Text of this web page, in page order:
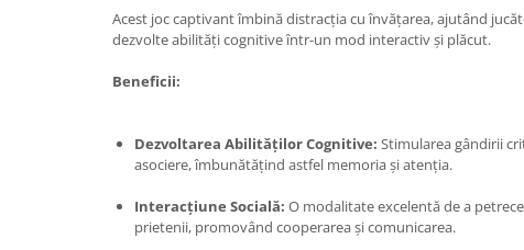
Acest joc captivant îmbină distracția cu învățarea, ajutând
dezvolte abilități cognitive într-un mod interactiv și plăcut.
Beneficii:
Dezvoltarea Abilităților Cognitive: Stimularea gândirii
asociere, îmbunătățind astfel memoria și atenția.
Interacțiune Socială: O modalitate excelentă de a
prietenii, promovând cooperarea și comunicarea.